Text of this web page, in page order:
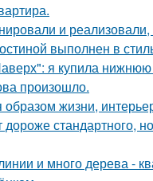
и
выполнен в
я купила нижнюю
произошло.
образом жизни,
стандартного,
и много дерева -